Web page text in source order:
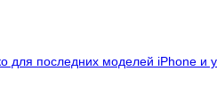
для последних моделей iPhone и